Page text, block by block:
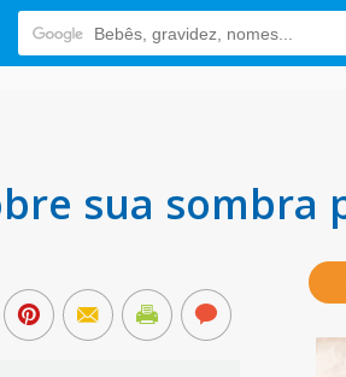
sua sombra